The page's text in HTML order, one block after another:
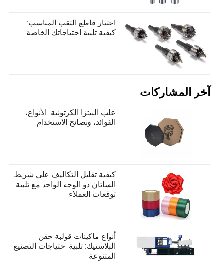
اختيار قاطع الثقب المناسب:
كيفية تلبية احتياجاتك الخاصة
آخر المشاركات
علب البيتزا الكرتونية: الأنواع،
الفوائد، ونصائح الاستخدام
كيفية تقليل التكاليف على شريط
الساتان ذو الوجه الواحد مع تلبية
توقعات العملاء
أنواع ماكينات قولبة حقن
البلاستيك: تلبية احتياجات التصنيع
المتنوعة